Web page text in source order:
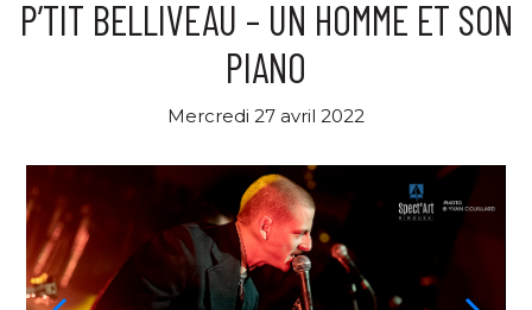
P’TIT BELLIVEAU – UN HOMME ET SON
PIANO
Mercredi 27 avril 2022